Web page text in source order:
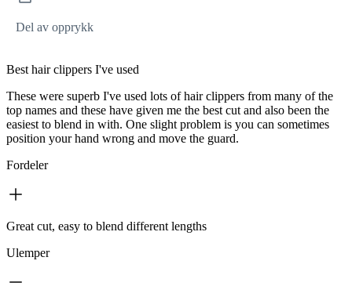
Del av opprykk
Best hair clippers I've used
These were superb I've used lots of hair clippers from many of the
top names and these have given me the best cut and also been the
easiest to blend in with. One slight problem is you can sometimes
position your hand wrong and move the guard.
Fordeler
Great cut, easy to blend different lengths
Ulemper